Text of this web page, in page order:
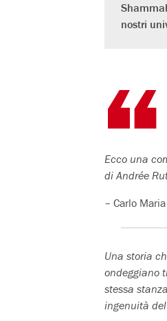
nostri
Ecco una
di Andrée
– Carlo
Una storia
ondeggiano
stessa
ingenuità del